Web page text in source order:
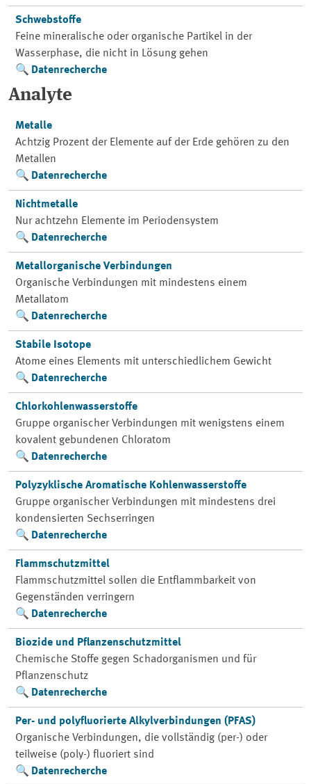
Schwebstoffe
Feine mineralische oder organische Partikel in der
Wasserphase, die nicht in Lösung gehen
Datenrecherche
Analyte
Metalle
Achtzig Prozent der Elemente auf der Erde gehören zu den
Metallen
Datenrecherche
Nichtmetalle
Nur achtzehn Elemente im Periodensystem
Datenrecherche
Metallorganische Verbindungen
Organische Verbindungen mit mindestens einem
Metallatom
Datenrecherche
Stabile Isotope
Atome eines Elements mit unterschiedlichem Gewicht
Datenrecherche
Chlorkohlenwasserstoffe
Gruppe organischer Verbindungen mit wenigstens einem
kovalent gebundenen Chloratom
Datenrecherche
Polyzyklische Aromatische Kohlenwasserstoffe
Gruppe organischer Verbindungen mit mindestens drei
kondensierten Sechserringen
Datenrecherche
Flammschutzmittel
Flammschutzmittel sollen die Entflammbarkeit von
Gegenständen verringern
Datenrecherche
Biozide und Pflanzenschutzmittel
Chemische Stoffe gegen Schadorganismen und für
Pflanzenschutz
Datenrecherche
Per- und polyfluorierte Alkylverbindungen (PFAS)
Organische Verbindungen, die vollständig (per-) oder
teilweise (poly-) fluoriert sind
Datenrecherche